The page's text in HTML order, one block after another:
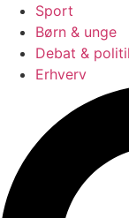
Sport
Børn & unge
Debat &
Erhverv